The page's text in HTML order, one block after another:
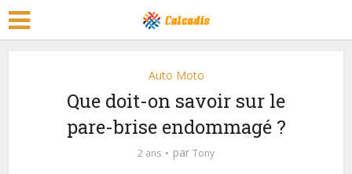
Auto Moto
Que doit-on savoir sur le
pare-brise endommagé ?
2 ans par Tony